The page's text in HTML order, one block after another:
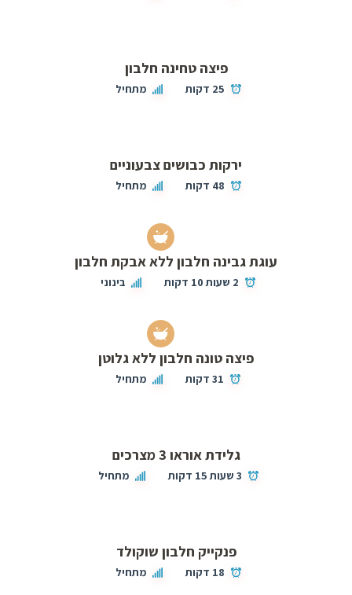
פיצה טחינה חלבון
25 דקות מתחיל
ירקות כבושים צבעוניים
48 דקות מתחיל
עוגת גבינה חלבון ללא אבקת חלבון
2 שעות 10 דקות בינוני
פיצה טונה חלבון ללא גלוטן
31 דקות מתחיל
גלידת אוראו 3 מצרכים
3 שעות 15 דקות מתחיל
פנקייק חלבון שוקולד
18 דקות מתחיל